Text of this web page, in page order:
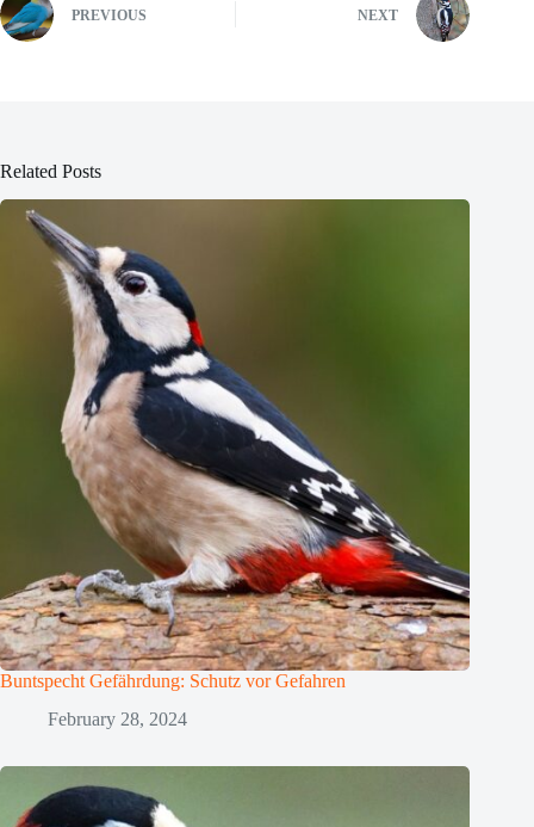
PREVIOUS NEXT
Related Posts
Buntspecht Gefährdung: Schutz vor Gefahren
February 28, 2024